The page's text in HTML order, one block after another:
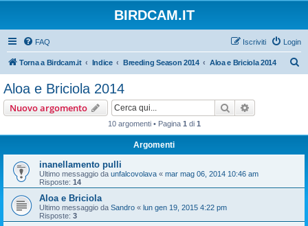
BIRDCAM.IT
FAQ Login
Iscriviti
Torna a Birdcam.it Indice Breeding Season 2014 Aloa e Briciola 2014
Aloa e Briciola 2014
Nuovo argomento Cerca
10 argomenti • Pagina 1 di 1
Argomenti
inanellamento pulli
Ultimo messaggio da unfalcovolava « mar mag 06, 2014 10:46 am
Risposte: 14
Aloa e Briciola
Ultimo messaggio da Sandro « lun gen 19, 2015 4:22 pm
Risposte: 3